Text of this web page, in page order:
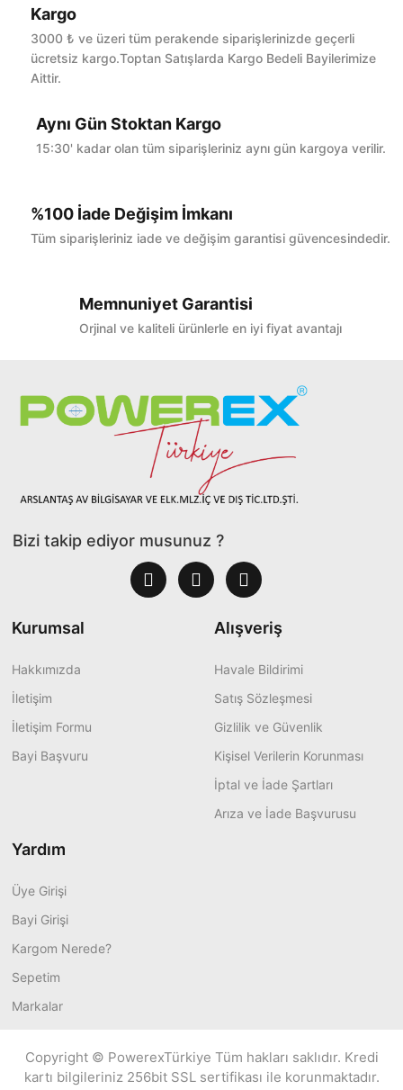
Bu ürüne ilk yorumu siz yapın!
Kargo
3000 ₺ ve üzeri tüm perakende siparişlerinizde geçerli
ücretsiz kargo.Toptan Satışlarda Kargo Bedeli Bayilerimize
Aittir.
Aynı Gün Stoktan Kargo
15:30' kadar olan tüm siparişleriniz aynı gün kargoya verilir.
%100 İade Değişim İmkanı
Tüm siparişleriniz iade ve değişim garantisi güvencesindedir.
Memnuniyet Garantisi
Orjinal ve kaliteli ürünlerle en iyi fiyat avantajı
Bizi takip ediyor musunuz ?
Kurumsal
Hakkımızda
İletişim
İletişim Formu
Bayi Başvuru
Alışveriş
Havale Bildirimi
Satış Sözleşmesi
Gizlilik ve Güvenlik
Kişisel Verilerin Korunması
İptal ve İade Şartları
Arıza ve İade Başvurusu
Yardım
Üye Girişi
Bayi Girişi
Kargom Nerede?
Sepetim
Markalar
Copyright © PowerexTürkiye Tüm hakları saklıdır. Kredi
kartı bilgileriniz 256bit SSL sertifikası ile korunmaktadır.